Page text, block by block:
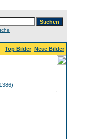
Top Bilder Neue Bilder